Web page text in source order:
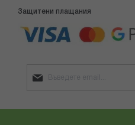
Защитени плащания